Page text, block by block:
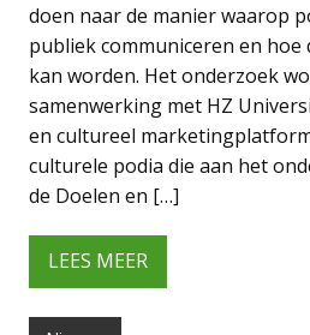
doen naar de manier waarop
publiek communiceren en
kan worden. Het onderzoek
samenwerking met HZ
en cultureel
culturele podia die aan het
de Doelen en […]
LEES MEER